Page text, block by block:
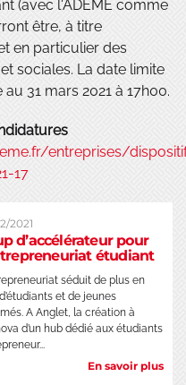
(avec l'ADEME comme
être, à titre
en particulier des
sociales. La date limite
31 mars 2021 à 17h00.
entreprises/
17
2021
d’accélérateur pour
étudiant
séduit de plus en
et de jeunes
A Anglet, la création à
d’un hub dédié aux étudiants
En savoir plus